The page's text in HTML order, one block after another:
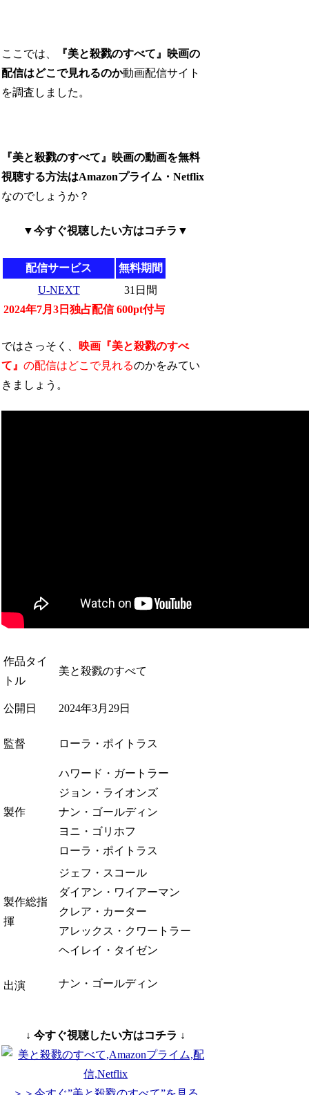
ここでは、
『美と殺戮のすべて』映画の
配信はどこで見れるのか動画配信サイト
を調査しました。
『美と殺戮のすべて』映画の動画を無料
視聴する方法はAmazonプライム・Netflix
なのでしょうか？
▼今すぐ視聴したい方はコチラ▼
配信サービス
無料期間
U-NEXT
2024年7月3日独占配信
31日間
600pt付与
ではさっそく、
映画『美と殺戮のすべ
て』の配信はどこで見れるのかをみてい
きましょう。
作品タイ
トル
美と殺戮のすべて
公開日 2024年3月29日
監督 ローラ・ポイトラス
製作
ハワード・ガートラー
ジョン・ライオンズ
ナン・ゴールディン
ヨニ・ゴリホフ
ローラ・ポイトラス
製作総指
揮
ジェフ・スコール
ダイアン・ワイアーマン
クレア・カーター
アレックス・クワートラー
ヘイレイ・タイゼン
出演 ナン・ゴールディン
↓ 今すぐ視聴したい方はコチラ ↓